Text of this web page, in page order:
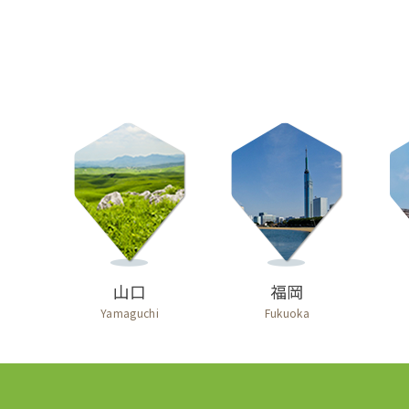
山口
Yamaguchi
福岡
Fukuoka